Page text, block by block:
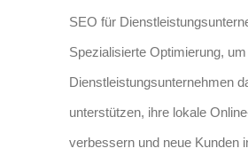
SEO für
Spezialisierte Optimierung, um
Dienstleistungsunternehmen
unterstützen, ihre lokale
verbessern und neue Kunden